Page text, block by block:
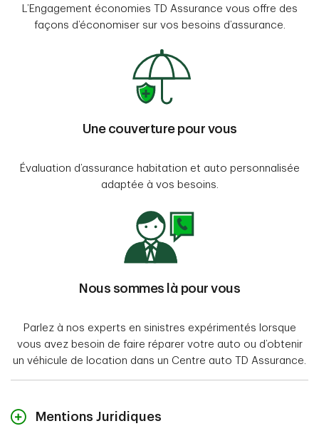
L’Engagement économies TD Assurance vous offre des
façons d’économiser sur vos besoins d’assurance.
Une couverture pour vous
Évaluation d’assurance habitation et auto personnalisée
adaptée à vos besoins.
Nous sommes là pour vous
Parlez à nos experts en sinistres expérimentés lorsque
vous avez besoin de faire réparer votre auto ou d’obtenir
un véhicule de location dans un Centre auto TD Assurance.
Mentions Juridiques